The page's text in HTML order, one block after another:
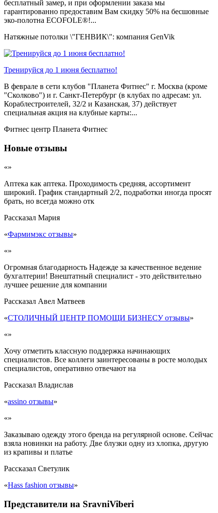
бесплатный замер, и при оформлении заказа мы
гарантированно предоставим Вам скидку 50% на бесшовные
эко-полотна ECOFOLE®!...
Натяжные потолки \"ГЕНВИК\": компания GenVik
Тренируйся до 1 июня бесплатно!
В феврале в сети клубов "Планета Фитнес" г. Москва (кроме
"Сколково") и г. Санкт-Петербург (в клубах по адресам: ул.
Кораблестроителей, 32/2 и Казанская, 37) действует
специальная акция на клубные карты:...
Фитнес центр Планета Фитнес
Новые отзывы
«»
Аптека как аптека. Проходимость средняя, ассортимент
широкий. График стандартный 2/2, подработки иногда просят
брать, но всегда можно отк
Рассказал Мария
«Фармимэкс отзывы»
«»
Огромная благодарность Надежде за качественное ведение
бухгалтерии! Внештатный специалист - это действительно
лучшее решение для компании
Рассказал Авел Матвеев
«СТОЛИЧНЫЙ ЦЕНТР ПОМОЩИ БИЗНЕСУ отзывы»
«»
Хочу отметить классную поддержка начинающих
специалистов. Все коллеги заинтересованы в росте молодых
специалистов, оперативно отвечают на
Рассказал Владислав
«assino отзывы»
«»
Заказываю одежду этого бренда на регулярной основе. Сейчас
взяла новинки на работу. Две блузки одну из хлопка, другую
из крапивы и платье
Рассказал Светулик
«Hass fashion отзывы»
Представители на SravniViberi